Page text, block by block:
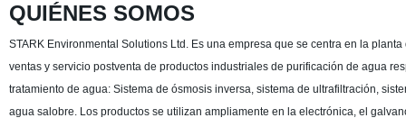
QUIÉNES SOMOS
STARK Environmental Solutions Ltd. Es una empresa que se centra en la
ventas y servicio postventa de productos industriales de purificación de agua
tratamiento de agua: Sistema de ósmosis inversa, sistema de ultrafiltración,
agua salobre. Los productos se utilizan ampliamente en la electrónica, el